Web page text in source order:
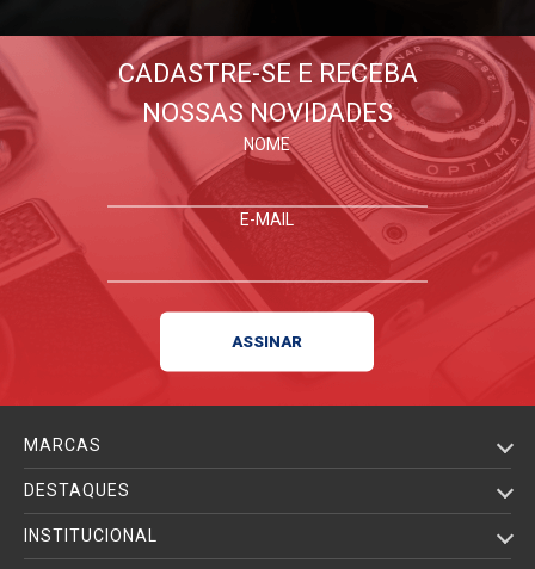
CADASTRE-SE E RECEBA
NOSSAS NOVIDADES
NOME
E-MAIL
MARCAS
DESTAQUES
INSTITUCIONAL